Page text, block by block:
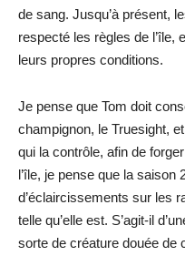
de sang. Jusqu’à présent,
respecté les règles de l’île,
leurs propres conditions.
Je pense que Tom doit
champignon, le Truesight,
qui la contrôle, afin de
l’île, je pense que la saison
d’éclaircissements sur les
telle qu’elle est. S’agit-il
sorte de créature douée de